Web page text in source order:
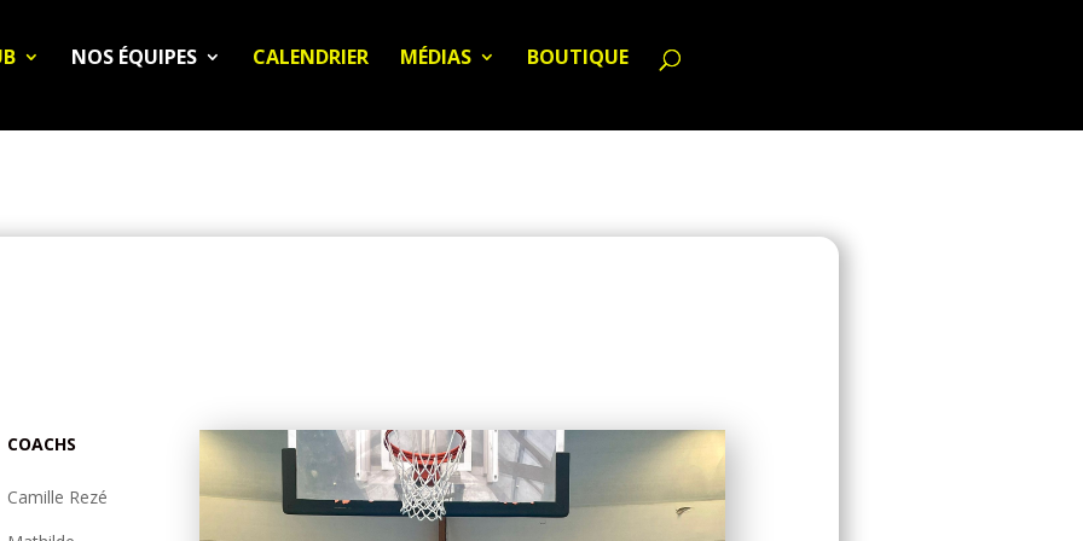
NOS ÉQUIPES CALENDRIER MÉDIAS BOUTIQUE
COACHS
Camille Rezé